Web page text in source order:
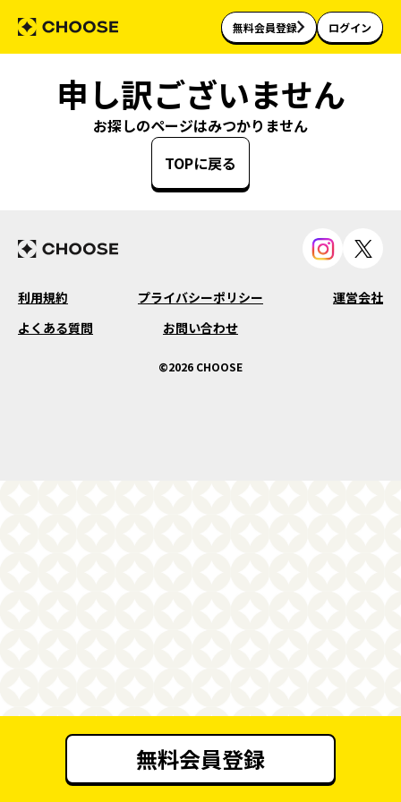
無料会員登録 ログイン
申し訳ございません
お探しのページはみつかりません
TOPに戻る
利用規約 プライバシーポリシー
運営会社
よくある質問
お問い合わせ
©2026 CHOOSE
無料会員登録